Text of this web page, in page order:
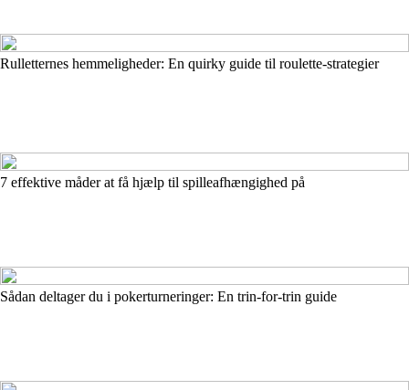
Rulletternes hemmeligheder: En quirky guide til roulette-strategier
7 effektive måder at få hjælp til spilleafhængighed på
Sådan deltager du i pokerturneringer: En trin-for-trin guide